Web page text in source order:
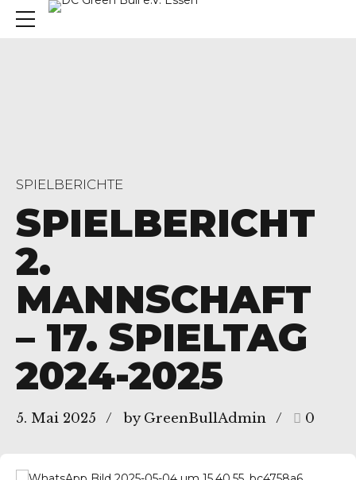
Essen
SPIELBERICHTE
SPIELBERICHT
2.
MANNSCHAFT
– 17. SPIELTAG
2024-2025
5. Mai 2025 by GreenBullAdmin 0